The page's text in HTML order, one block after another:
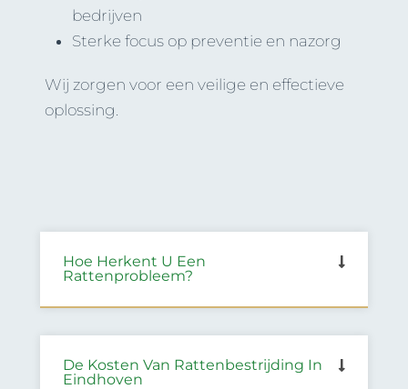
bedrijven
Sterke focus op preventie en nazorg
Wij zorgen voor een veilige en effectieve
oplossing.
Hoe Herkent U Een
Rattenprobleem?
De Kosten Van Rattenbestrijding In
Eindhoven